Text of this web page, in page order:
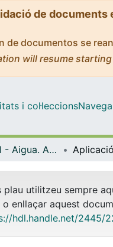
de
de documentos se
will resume
i col·leccions
Màster Oficial - Aigua. Anàlisi Interdisciplinària i Gestió Sostenible
plau utilitzeu sempre
enllaçar aquest
hdl.handle.net/2445/